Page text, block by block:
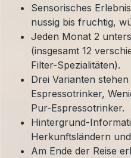
Sensorisches
nussig bis fruchtig,
Jeden Monat 2
(insgesamt 12
Filter-Spezialitäten).
Drei Varianten
Espressotrinker,
Pur-Espressotrinker.
Hintergrund-
Herkunftsländern
Am Ende der Reise